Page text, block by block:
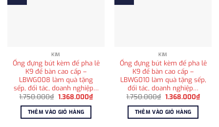
KIM
Ống đựng bút kèm đế pha lê
K9 để bàn cao cấp –
LBWG008 làm quà tặng
sếp, đối tác, doanh nghiệp…
1.750.000₫ Giá
là:
1.750.000₫.
1.368.000₫Giá
hiện
1.368.000₫.
THÊM VÀO GIỎ HÀNG
KIM
Ống đựng bút kèm đế pha lê
K9 để bàn cao cấp –
LBWG010 làm quà tặng sếp,
đối tác, doanh nghiệp…
1.750.000₫ Giá
là:
1.750.000₫.
1.368.000₫Giá
hiện
THÊM VÀO GIỎ HÀNG